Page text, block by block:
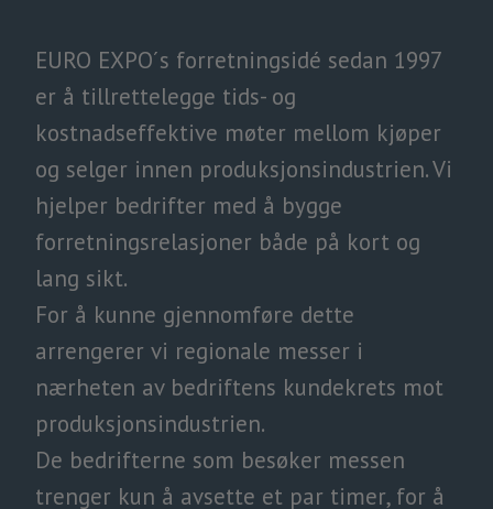
EURO EXPO´s forretningsidé sedan 1997
er å tillrettelegge tids- og
kostnadseffektive møter mellom kjøper
og selger innen produksjonsindustrien. Vi
hjelper bedrifter med å bygge
forretningsrelasjoner både på kort og
lang sikt.
For å kunne gjennomføre dette
arrengerer vi regionale messer i
nærheten av bedriftens kundekrets mot
produksjonsindustrien.
De bedrifterne som besøker messen
trenger kun å avsette et par timer, for å